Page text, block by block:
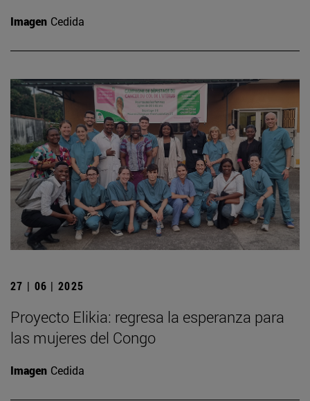
Imagen Cedida
27 | 06 | 2025
Proyecto Elikia: regresa la esperanza para
las mujeres del Congo
Imagen Cedida